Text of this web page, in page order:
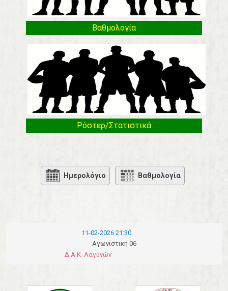
Βαθμολογία
Ρόστερ/Στατιστικά
Ημερολόγιο Βαθμολογία
11-02-2026 21:30
Αγωνιστική 06
Δ.Α.Κ. Λαγυνών